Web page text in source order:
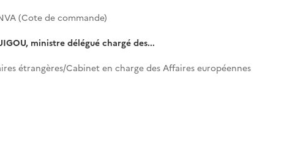
(Cote de commande)
ministre délégué chargé des...
étrangères/Cabinet en charge des Affaires européennes